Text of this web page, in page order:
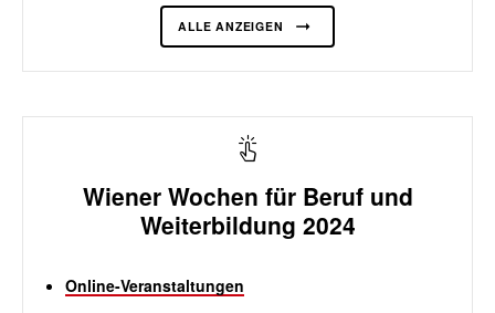
ALLE ANZEIGEN
Wiener Wochen für Beruf und
Weiterbildung 2024
Online-Veranstaltungen